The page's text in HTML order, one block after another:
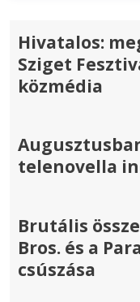
Hivatalos:
Sziget
közmédia
telenovella
Brutális
Bros. és a
csúszása